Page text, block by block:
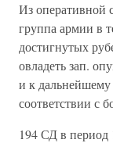
Из оперативной
группа армии в
достигнутых
овладеть зап.
и к
соответствии с
194 СД в период